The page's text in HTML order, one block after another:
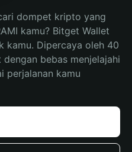
dompet kripto yang
kamu? Bitget Wallet
kamu. Dipercaya oleh 40
bebas menjelajahi
perjalanan kamu